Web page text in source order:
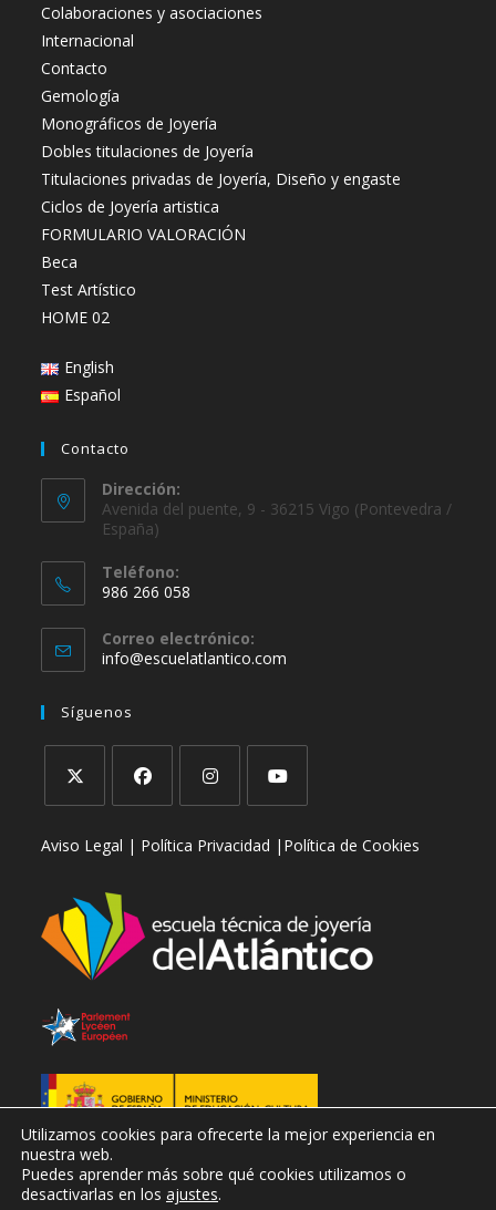
Colaboraciones y asociaciones
Internacional
Contacto
Gemología
Monográficos de Joyería
Dobles titulaciones de Joyería
Titulaciones privadas de Joyería, Diseño y engaste
Ciclos de Joyería artistica
FORMULARIO VALORACIÓN
Beca
Test Artístico
HOME 02
English
Español
Contacto
Dirección:
Avenida del puente, 9 - 36215 Vigo (Pontevedra /
España)
Teléfono:
986 266 058
abre
en
Correo electrónico:
info@escuelatlantico.com
Síguenos
abre
nueva
pestaña
abre
una
nueva
pestaña
abre
nueva
pestaña
abre
nueva
pestaña
Aviso Legal | Política Privacidad | Política de Cookies
Utilizamos cookies para ofrecerte la mejor experiencia en
nuestra web.
Puedes aprender más sobre qué cookies utilizamos o
desactivarlas en los ajustes.